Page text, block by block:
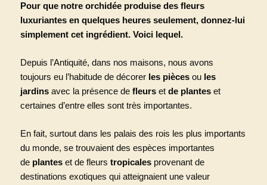
Pour que notre orchidée produise des fleurs
luxuriantes en quelques heures seulement, donnez-lui
simplement cet ingrédient. Voici lequel.
Depuis l’Antiquité, dans nos maisons, nous avons
toujours eu l’habitude de décorer les pièces ou les
jardins avec la présence defleurs etde plantes et
certaines d’entre elles sont très importantes.
En fait, surtout dans les palais des rois les plus importants
du monde, se trouvaient des espèces importantes
de plantes et de fleurstropicales provenant de
destinations exotiques qui atteignaient une valeur